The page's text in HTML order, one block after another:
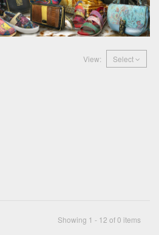
View: Select
Showing 1 - 12 of 0 items